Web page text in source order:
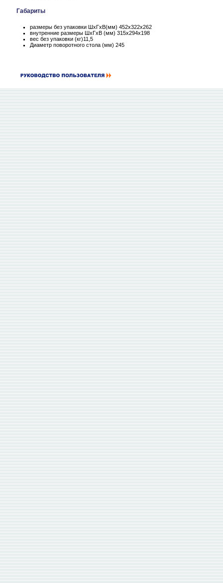
Габариты
размеры без упаковки ШхГхВ(мм) 452х322х262
внутренние размеры ШхГхВ (мм) 315x294x198
вес без упаковки (кг)11,5
Диаметр поворотного стола (мм) 245